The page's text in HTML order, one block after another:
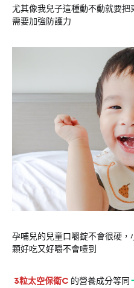
尤其像我兒子這種動不動就要把
需要加強防護力
孕哺兒的兒童口嚼錠不會很硬
顆好吃又好嚼不會噎到
3粒太空保衛C 的營養成分等同